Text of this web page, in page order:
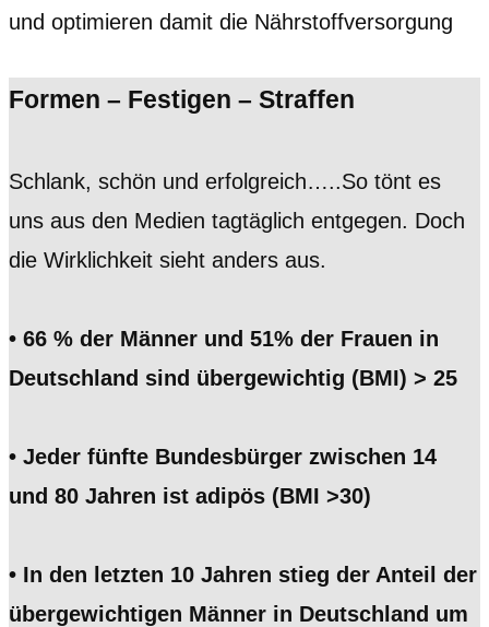
und optimieren damit die Nährstoffversorgung
Formen – Festigen – Straffen
Schlank, schön und erfolgreich…..So tönt es
uns aus den Medien tagtäglich entgegen. Doch
die Wirklichkeit sieht anders aus.
• 66 % der Männer und 51% der Frauen in
Deutschland sind übergewichtig (BMI) > 25
• Jeder fünfte Bundesbürger zwischen 14
und 80 Jahren ist adipös (BMI >30)
• In den letzten 10 Jahren stieg der Anteil der
übergewichtigen Männer in Deutschland um